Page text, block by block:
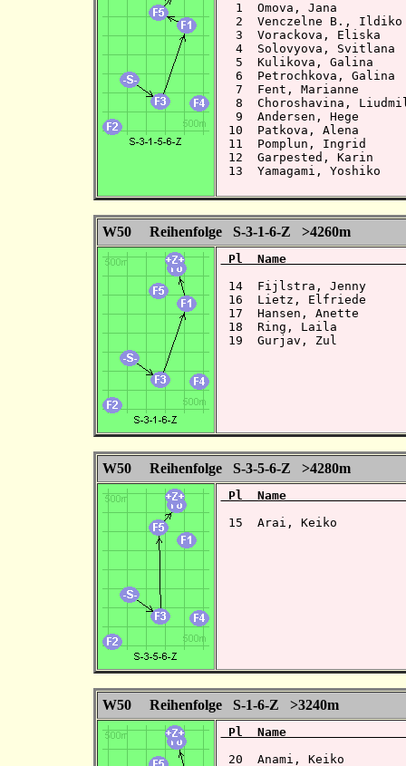
1  Omova, Jana
2  Venczelne B.,
3  Vorackova, Eliska
4  Solovyova, Svitlana
5  Kulikova, Galina
6  Petrochkova, Galina
7  Fent, Marianne
8  Choroshavina,
9  Andersen, Hege
10  Patkova, Alena
11  Pomplun, Ingrid
12  Garpested, Karin
13  Yamagami, Yoshiko
W50 Reihenfolge S-3-1-6-Z >4260m
Pl  Name
14  Fijlstra, Jenny
16  Lietz, Elfriede
17  Hansen, Anette
18  Ring, Laila
19  Gurjav, Zul
W50 Reihenfolge S-3-5-6-Z >4280m
Pl  Name
15  Arai, Keiko
W50 Reihenfolge S-1-6-Z >3240m
Pl  Name
20  Anami, Keiko